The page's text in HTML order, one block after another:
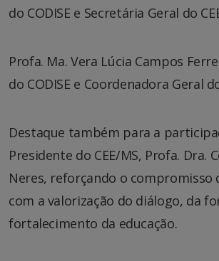
do CODISE e Secretária Geral do
Profa. Ma. Vera Lúcia Campos
do CODISE e Coordenadora Geral
Destaque também para a
Presidente do CEE/MS, Profa. Dra.
Neres, reforçando o compromisso
com a valorização do diálogo, da
fortalecimento da educação.